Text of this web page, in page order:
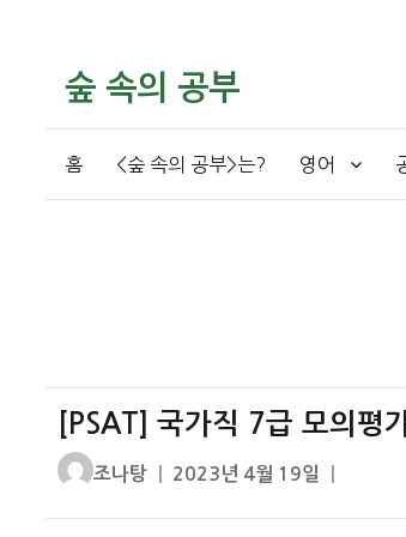
숲 속의 공부
홈 <숲 속의 공부>는? 영어
[PSAT] 국가직 7급 모의평
글
조나탕
작
2023년 4월 19일